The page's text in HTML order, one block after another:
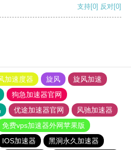
支持[0] 反对[0]
加速度器 旋风
旋风加速
狗急加速器官网
优途加速器官网
风驰加速器
免费vps加速器外网苹果版
IOS加速器 黑洞永久加速器